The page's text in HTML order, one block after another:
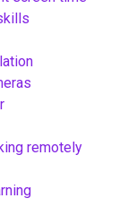
remotely